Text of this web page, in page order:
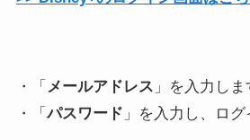
・「 メールアドレス 」を入力しま
・「パスワード 」を入力し、ログ